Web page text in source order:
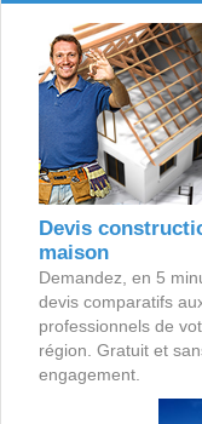
Devis
maison
Demandez, en 5
devis comparatifs
professionnels de
région. Gratuit et
engagement.